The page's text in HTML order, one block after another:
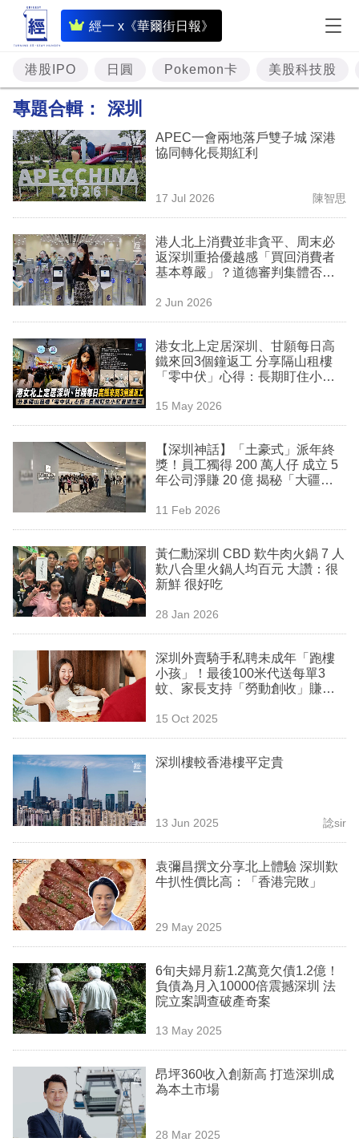
經一 x《華爾街日報》
即
時
財
經
題
投
資
樓
市
理
商
業
科
技
職
場
生
時
事
欄
訂
閱
區
港股IPO 日圓 Pokemon卡 美股科技股
專題合輯： 深圳
APEC一會兩地落戶雙子城 深港
協同轉化長期紅利
17 Jul 2026 陳智思
港人北上消費並非貪平、周末必
返深圳重拾優越感「買回消費者
基本尊嚴」？道德審判集體否定
2 Jun 2026
港女北上定居深圳、甘願每日高
鐵來回3個鐘返工 分享隔山租樓
「零中伏」心得：長期盯住小紅
15 May 2026
【深圳神話】「土豪式」派年終
獎！員工獨得 200 萬人仔 成立 5
年公司淨賺 20 億 揭秘「大疆
11 Feb 2026
黃仁勳深圳 CBD 歎牛肉火鍋 7 人
歎八合里火鍋人均百元 大讚：很
新鮮 很好吃
28 Jan 2026
深圳外賣騎手私聘未成年「跑樓
小孩」！最後100米代送每單3
蚊、家長支持「勞動創收」賺外
15 Oct 2025
深圳樓較香港樓平定貴
13 Jun 2025 諗sir
袁彌昌撰文分享北上體驗 深圳歎
牛扒性價比高：「香港完敗」
29 May 2025
6旬夫婦月薪1.2萬竟欠債1.2億！
負債為月入10000倍震撼深圳 法
院立案調查破產奇案
13 May 2025
昂坪360收入創新高 打造深圳成
為本土市場
28 Mar 2025